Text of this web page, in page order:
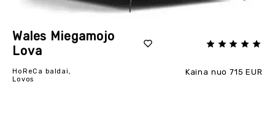
Wales Miegamojo
Lova
HoReCa baldai,
Lovos
Kaina nuo 715 EUR